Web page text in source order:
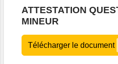
ATTESTATION
MINEUR
Télécharger le document